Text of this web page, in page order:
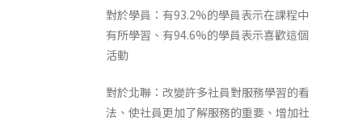
對於學員：有93.2%的學員表示在課程中
有所學習、有94.6%的學員表示喜歡這個
活動
對於北聯：改變許多社員對服務學習的看
法、使社員更加了解服務的重要、增加社